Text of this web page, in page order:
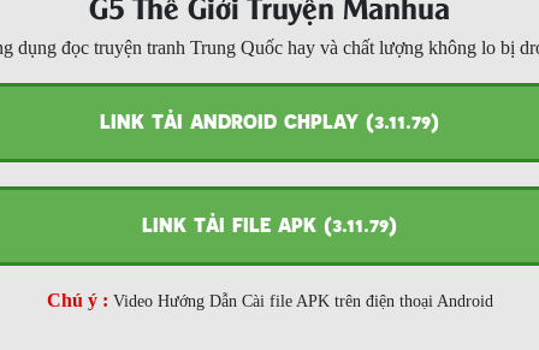
dụng đọc truyện tranh Trung Quốc hay và chất lượng không lo bị
LINK TẢI ANDROID CHPLAY (3.11.79)
LINK TẢI FILE APK (3.11.79)
Chú ý : Video Hướng Dẫn Cài file APK trên điện thoại Android